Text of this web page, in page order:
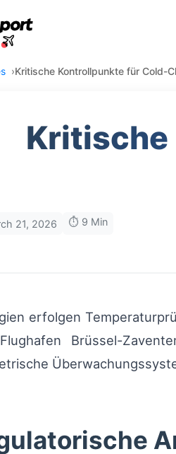
Kritische Kontrollpunkte für Cold-
21, 2026 ⏱️ 9 Min
erfolgen
Brüssel-